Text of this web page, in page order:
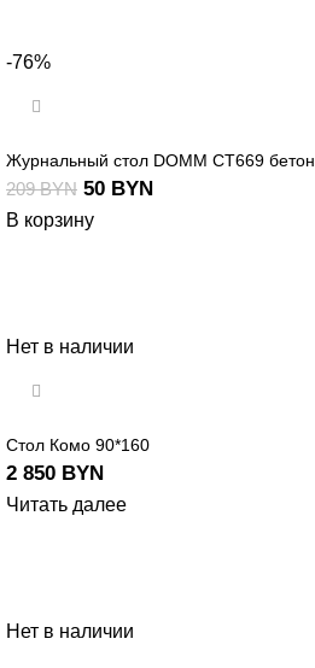
-76%
Журнальный стол DOMM CT669 бетон
209BYN 50 BYN
В корзину
Нет в наличии
Стол Комо 90*160
2 850 BYN
Читать далее
Нет в наличии